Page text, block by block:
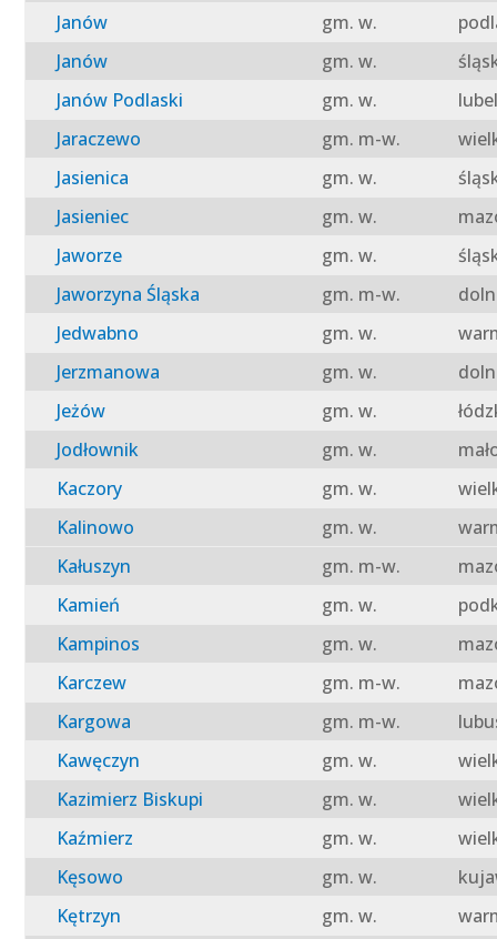
Janów gm. w.
Janów
gm. w.
Janów Podlaski
gm. w.
Jaraczewo
gm. m-w.
Jasienica
gm. w.
Jasieniec
gm. w.
Jaworze
gm. w.
Jaworzyna Śląska
gm. m-w.
Jedwabno
gm. w.
Jerzmanowa
gm. w.
Jeżów
gm. w.
Jodłownik
gm. w.
Kaczory
gm. w.
Kalinowo
gm. w.
Kałuszyn
gm. m-w.
Kamień
gm. w.
Kampinos
gm. w.
Karczew
gm. m-w.
Kargowa
gm. m-w.
Kawęczyn
gm. w.
Kazimierz Biskupi
gm. w.
Kaźmierz
gm. w.
Kęsowo
gm. w.
Kętrzyn
gm. w.